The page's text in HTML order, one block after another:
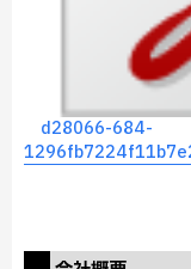
d28066-684-